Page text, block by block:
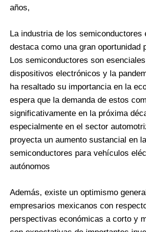
años​,
La industria de los semiconductores
destaca como una gran oportunidad
Los semiconductores son
dispositivos electrónicos y la
ha resaltado su importancia en la
espera que la demanda de estos
significativamente en la próxima
especialmente en el sector
proyecta un aumento sustancial en
semiconductores para vehículos
autónomos​
Además, existe un optimismo
empresarios mexicanos con
perspectivas económicas a corto y